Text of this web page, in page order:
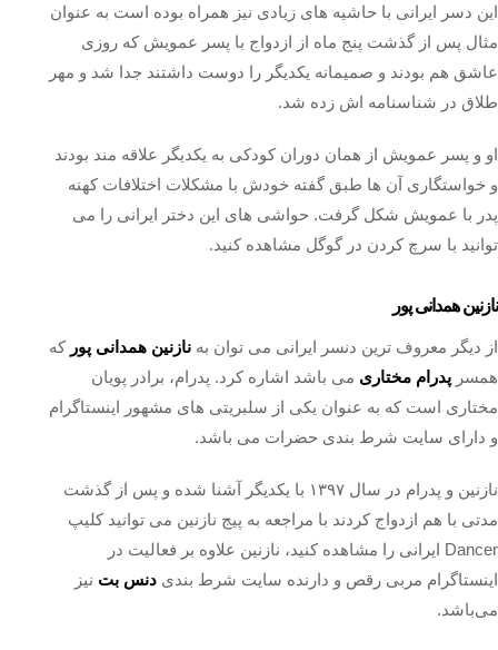
این دسر ایرانی با حاشیه های زیادی نیز همراه بوده است به عنوان
مثال پس از گذشت پنج ماه از ازدواج با پسر عمویش که روزی
عاشق هم بودند و صمیمانه یکدیگر را دوست داشتند جدا شد و مهر
طلاق در شناسنامه اش زده شد.
او و پسر عمویش از همان دوران کودکی به یکدیگر علاقه مند بودند
و خواستگاری آن ها طبق گفته‌ خودش با مشکلات اختلافات کهنه
پدر با عمویش شکل گرفت. حواشی های این دختر ایرانی را می
توانید با سرچ کردن در گوگل مشاهده کنید.
نازنین همدانی پور
از دیگر معروف ترین دنسر ایرانی می توان به نازنین همدانی پور که
همسر پدرام مختاری می باشد اشاره کرد. پدرام، برادر پویان
مختاری است که به عنوان یکی از سلبریتی های مشهور اینستاگرام
و دارای سایت شرط بندی حضرات می باشد.
نازنین و پدرام در سال ۱۳۹۷ با یکدیگر آشنا شده و پس از گذشت
مدتی با هم ازدواج کردند با مراجعه به پیج‌ نازنین می توانید کلیپ
Dancer ایرانی را مشاهده کنید، نازنین علاوه بر فعالیت در
اینستاگرام مربی رقص و دارنده سایت شرط بندی دنس بت نیز
می‌باشد.